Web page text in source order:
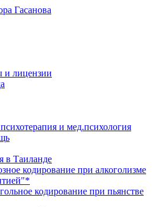
и лицензии
и мед.психология
в Таиланде
кодирование при алкоголизме
кодирование при пьянстве